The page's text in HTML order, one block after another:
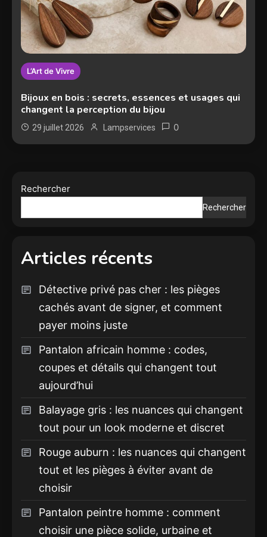
L’Art de Vivre
Bijoux en bois : secrets, essences et usages qui
changent la perception du bijou
29 juillet 2026 Lampservices 0
Rechercher
Rechercher
Articles récents
Détective privé pas cher : les pièges
cachés avant de signer, et comment
payer moins juste
Pantalon africain homme : codes,
coupes et détails qui changent tout
aujourd’hui
Balayage gris : les nuances qui changent
tout pour un look moderne et discret
Rouge auburn : les nuances qui changent
tout et les pièges à éviter avant de
choisir
Pantalon peintre homme : comment
choisir une pièce solide, urbaine et